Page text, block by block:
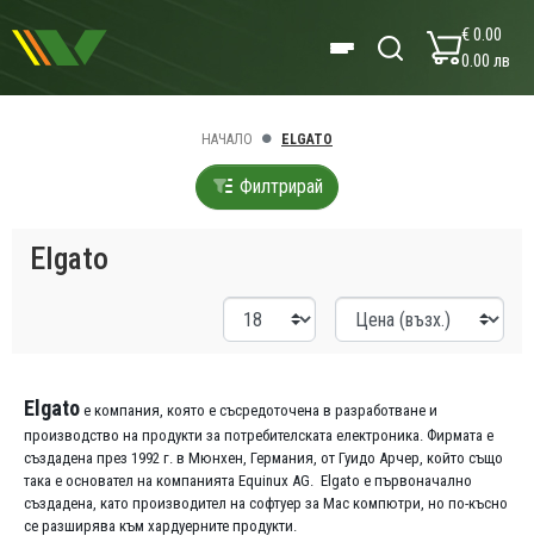
€ 0.00
0.00 лв
НАЧАЛО ELGATO
Филтрирай
Elgato
Elgato е компания, която е съсредоточена в разработване и
производство на продукти за потребителската електроника. Фирмата е
създадена през 1992 г. в Мюнхен, Германия, от Гуидо Арчер, който също
така е основател на компанията Equinux AG. Elgato е първоначално
създадена, като производител на софтуер за Mac компютри, но по-късно
се разширява към хардуерните продукти.